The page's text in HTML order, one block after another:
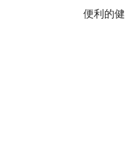
便利的健